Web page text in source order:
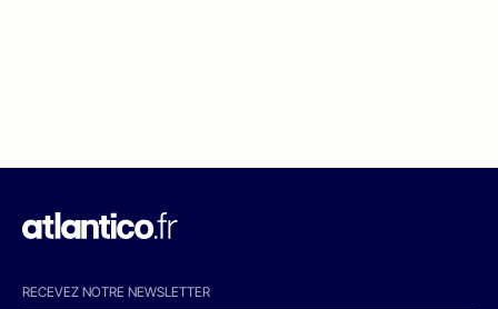
RECEVEZ NOTRE NEWSLETTER